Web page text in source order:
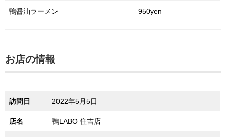
鴨醤油ラーメン 950yen
お店の情報
訪問日 2022年5月5日
店名 鴨LABO 住吉店